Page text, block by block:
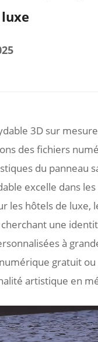
3D sur
des fichiers
du panneau
excelle dans
les hôtels de luxe,
une
à
gratuit
artistique en